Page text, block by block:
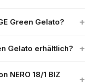
Green Gelato? +
Gelato erhältlich? +
NERO 18/1 BIZ
+